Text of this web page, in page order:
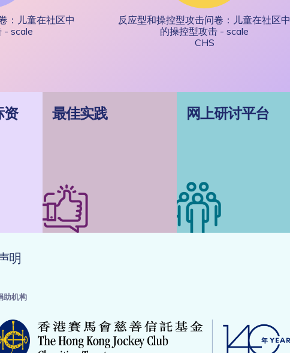
：儿童在社区中
- scale
反应型和操控型攻击问卷：儿童在社区中
的操控型攻击 - scale
CHS
资
最佳实践 网上研讨平台
明
助机构